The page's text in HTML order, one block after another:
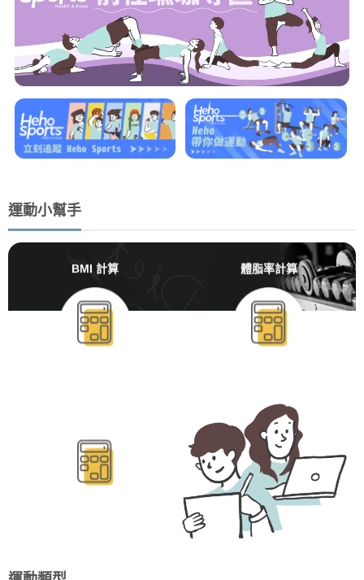
運動小幫手
BMI 計算 體脂率計算